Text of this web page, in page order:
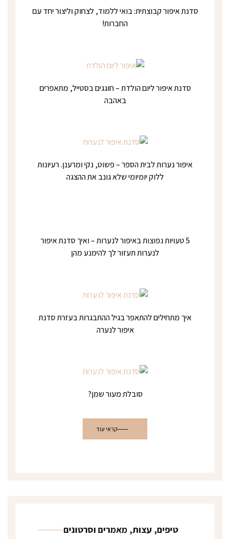
סדנת איפור קבוצתית: בואי ללמוד, לצחוק וליצור יחד עם
החברות!
סדנת איפור ליום הולדת – חוגגים בסטייל, מתאפרים
באהבה
איפור נערות לבית הספר – פשוט, נקי ומרענן. רעיונות
ללוק יומיומי שלא גונב את ההצגה
5 טעויות נפוצות באיפור לנערות – ואיך סדנת איפור
לנערות תעזור לך להימנע מהן
איך מתחילים להתאפר בגיל ההתבגרות בעזרת סדנת
איפור לנערה
סובלת מעור שמן?
קראי עוד
טיפים, עצות, מאמרים וסרטונים